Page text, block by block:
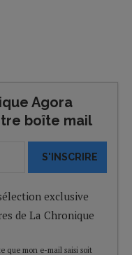
Agora
boîte mail
S'INSCRIRE
exclusive
de La Chronique
que mon e-mail saisi soit